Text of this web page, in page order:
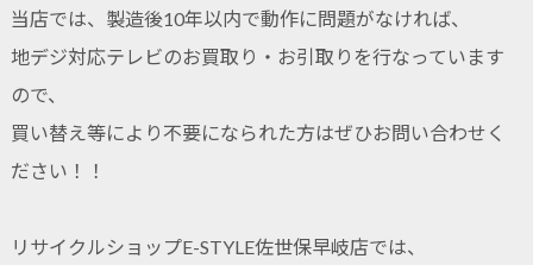
当店では、製造後10年以内で動作に問題がなければ、
地デジ対応テレビのお買取り・お引取りを行なっています
ので、
買い替え等により不要になられた方はぜひお問い合わせく
ださい！！
リサイクルショップE-STYLE佐世保早岐店では、